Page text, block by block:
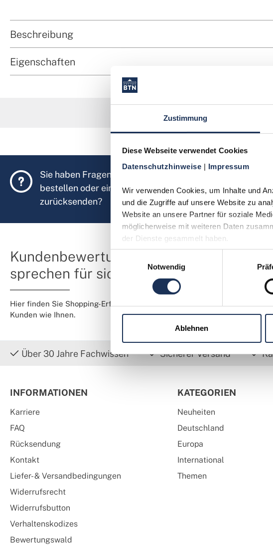
Zustimmung
Diese Webseite verwendet Cookies
Datenschutzhinweise | Impressum
Wir verwenden Cookies, um Inhalte und
und die Zugriffe auf unsere Website zu
Website an unsere Partner für soziale
möglicherweise mit weiteren Daten
der Dienste gesammelt haben.
Notwendig
Ablehnen
Beschreibung
Eigenschaften
Sie haben Fragen, möchten Münzen
bestellen oder eine Bestellung
zurücksenden?
Kundenbewertungen
sprechen für sich
Hier finden Sie Shopping-Erfahrungen von
Kunden wie Ihnen.
Über 30 Jahre Fachwissen Sicherer Versand
INFORMATIONEN
Karriere
FAQ
Rücksendung
Kontakt
Liefer- & Versandbedingungen
Widerrufsrecht
Widerrufsbutton
Verhaltenskodizes
Bewertungswald
KATEGORIEN
Neuheiten
Deutschland
Europa
International
Themen